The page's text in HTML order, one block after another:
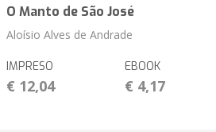
O Manto de São José
Aloísio Alves de Andrade
IMPRESO
€ 12,04
EBOOK
€ 4,17